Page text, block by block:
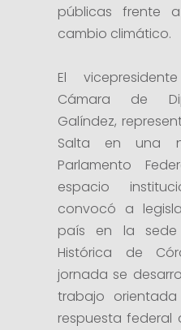
públicas frente
cambio climático.
El
Cámara de
Galíndez,
Salta en una
Parlamento
espacio
convocó a
país en la sede
Histórica de
jornada se
trabajo
respuesta federal